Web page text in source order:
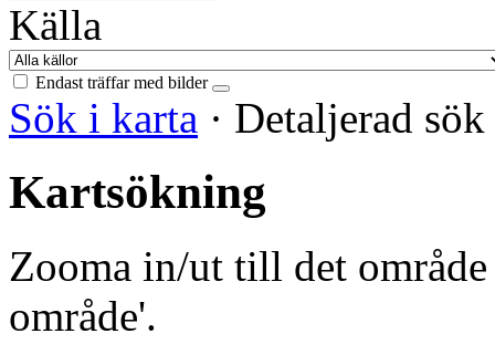
Källa
Endast träffar med bilder
Sök i karta · Detaljerad sök
Kartsökning
Zooma in/ut till det
område'.